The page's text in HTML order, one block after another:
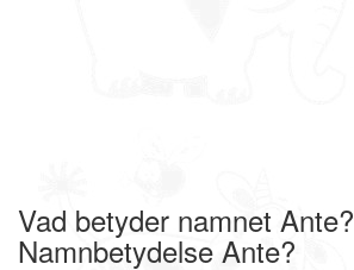
Vad betyder namnet Ante?
Namnbetydelse Ante?